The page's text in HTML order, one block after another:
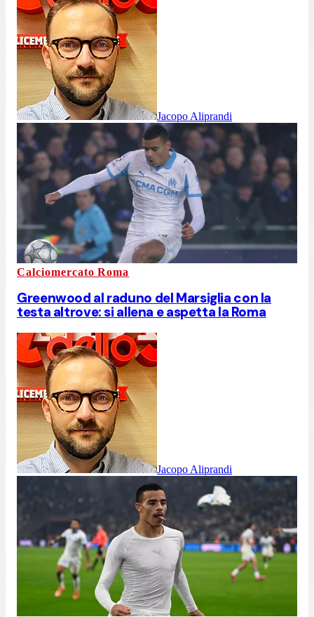
Jacopo Aliprandi
Calciomercato Roma
Greenwood al raduno del Marsiglia con la
testa altrove: si allena e aspetta la Roma
Jacopo Aliprandi